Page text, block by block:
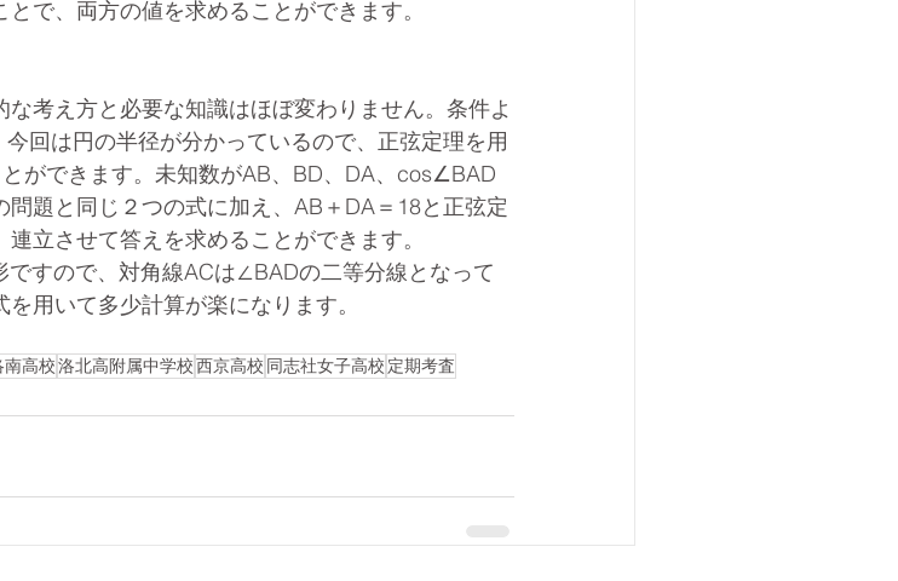
で、両方の値を求めることができます。
考え方と必要な知識はほぼ変わりません。条件よ
回は円の半径が分かっているので、正弦定理を用
ができます。未知数がAB、BD、DA、cos∠BAD
題と同じ２つの式に加え、AB＋DA＝18と正弦定
立させて答えを求めることができます。
すので、対角線ACは∠BADの二等分線となって
用いて多少計算が楽になります。
南高校洛北高附属中学校西京高校 同志社女子高校 定期考査